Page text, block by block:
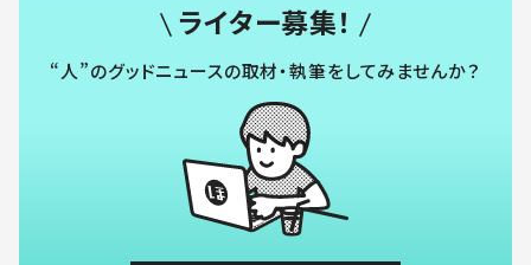
ライター募集！
“人”のグッドニュースの取材・執筆をしてみませんか？